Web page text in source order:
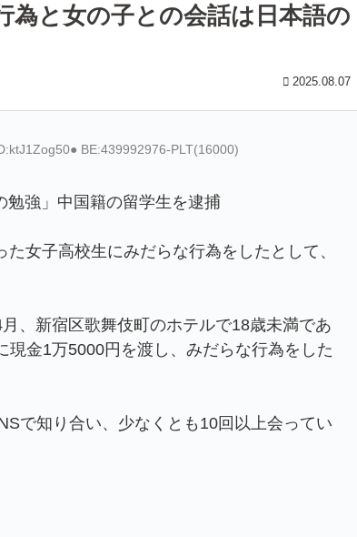
為と女の子との会話は日本語の
2025.08.07
BE:439992976-PLT(16000)
強」中国籍の留学生を逮捕
女子高校生にみだらな行為をしたとして、
、新宿区歌舞伎町のホテルで18歳未満であ
金1万5000円を渡し、みだらな行為をした
で知り合い、少なくとも10回以上会ってい